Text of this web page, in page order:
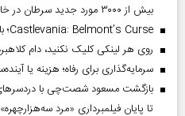
بیش از ۳۰۰۰ مورد جدید سرطان در خانواده بیماران
Castlevania: Belmont’s Curse؛ بازگشت باشکوه شکارچیان خون‌آشام
روی هر لینکی کلیک نکنید، دام
سرمایه‌گذاری برای رفاه؛ هزینه یا
بازگشت مسعود شصت‌چی با دردسر‌های
تا پایان فیلمبرداری «مرد سه‌هزارچهره»